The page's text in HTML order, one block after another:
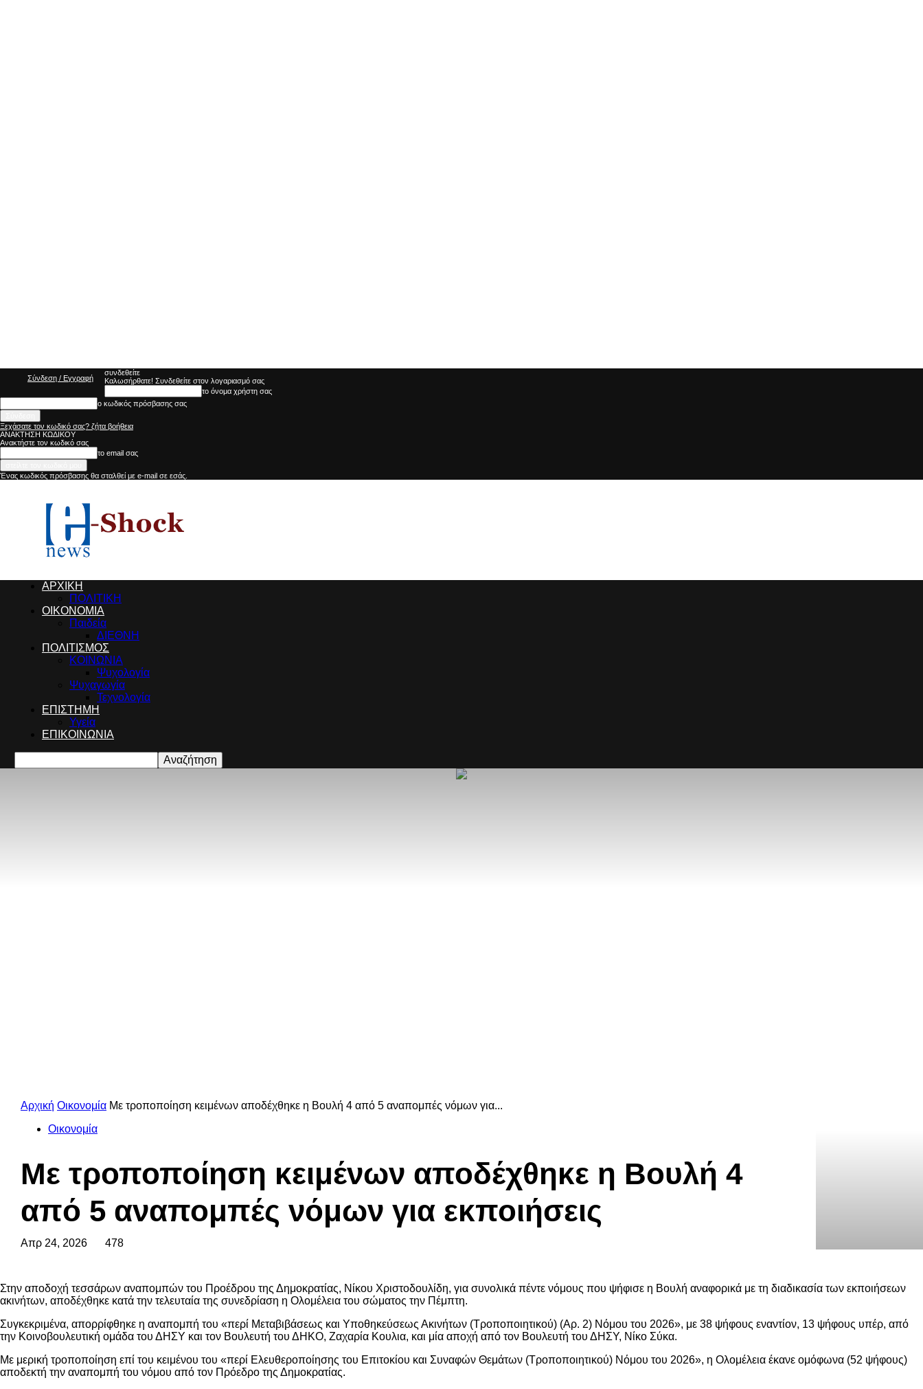
Σύνδεση / Εγγραφή
συνδεθείτε
Καλωσήρθατε! Συνδεθείτε στον λογαριασμό σας
το όνομα χρήστη σας
ο κωδικός πρόσβασης σας
Ξεχάσατε τον κωδικό σας? ζήτα βοήθεια
ΑΝΑΚΤΗΣΗ ΚΩΔΙΚΟΥ
Ανακτήστε τον κωδικό σας
το email σας
Ένας κωδικός πρόσβασης θα σταλθεί με e-mail σε εσάς.
SHOCKnews
ΑΡΧΙΚΗ
ΠΟΛΙΤΙΚΗ
ΟΙΚΟΝΟΜΙΑ
Παιδεία
ΔΙΕΘΝΗ
ΠΟΛΙΤΙΣΜΟΣ
ΚΟΙΝΩΝΙΑ
Ψυχολογία
Ψυχαγωγία
Τεχνολογία
ΕΠΙΣΤΗΜΗ
Υγεία
ΕΠΙΚΟΙΝΩΝΙΑ
Αρχική Οικονομία Με τροποποίηση κειμένων αποδέχθηκε η Βουλή 4 από 5 αναπομπές νόμων για...
Οικονομία
Με τροποποίηση κειμένων αποδέχθηκε η Βουλή 4
από 5 αναπομπές νόμων για εκποιήσεις
Απρ 24, 2026 478
Στην αποδοχή τεσσάρων αναπομπών του Προέδρου της Δημοκρατίας, Νίκου Χριστοδουλίδη, για συνολικά πέντε νόμους που ψήφισε η Βουλή αναφορικά με τη διαδικασία των εκποιήσεων
ακινήτων, αποδέχθηκε κατά την τελευταία της συνεδρίαση η Ολομέλεια του σώματος την Πέμπτη.
Συγκεκριμένα, απορρίφθηκε η αναπομπή του «περί Μεταβιβάσεως και Υποθηκεύσεως Ακινήτων (Τροποποιητικού) (Αρ. 2) Νόμου του 2026», με 38 ψήφους εναντίον, 13 ψήφους υπέρ, από
την Κοινοβουλευτική ομάδα του ΔΗΣΥ και τον Βουλευτή του ΔΗΚΟ, Ζαχαρία Κουλια, και μία αποχή από τον Βουλευτή του ΔΗΣΥ, Νίκο Σύκα.
Με μερική τροποποίηση επί του κειμένου του «περί Ελευθεροποίησης του Επιτοκίου και Συναφών Θεμάτων (Τροποποιητικού) Νόμου του 2026», η Ολομέλεια έκανε ομόφωνα (52 ψήφους)
αποδεκτή την αναπομπή του νόμου από τον Πρόεδρο της Δημοκρατίας.